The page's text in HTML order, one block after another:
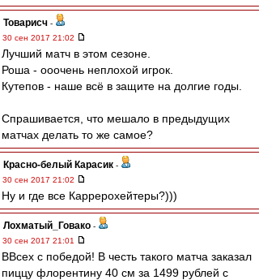
Товарисч -
30 сен 2017 21:02
Лучший матч в этом сезоне.
Роша - ооочень неплохой игрок.
Кутепов - наше всё в защите на долгие годы.
Спрашивается, что мешало в предыдущих
матчах делать то же самое?
Красно-белый Карасик -
30 сен 2017 21:02
Ну и где все Каррерохейтеры?)))
Лохматый_Говако -
30 сен 2017 21:01
ВВсех с победой! В честь такого матча заказал
пиццу флорентину 40 см за 1499 рублей с